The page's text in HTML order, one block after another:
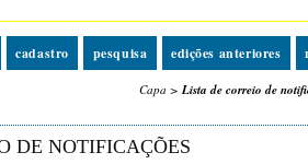
cadastro pesquisa edições anteriores
Capa >Lista de correio de
DE NOTIFICAÇÕES